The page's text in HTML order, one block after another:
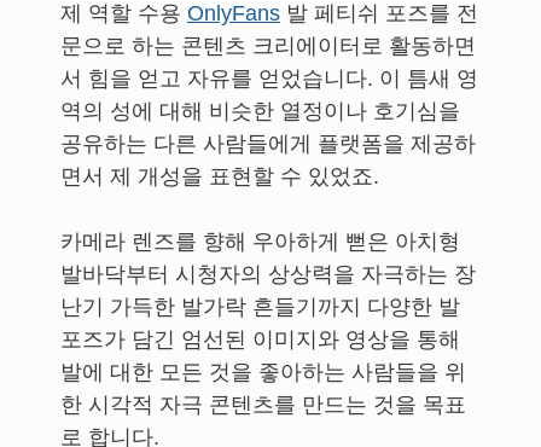
제 역할 수용 OnlyFans 발 페티쉬 포즈를 전
문으로 하는 콘텐츠 크리에이터로 활동하면
서 힘을 얻고 자유를 얻었습니다. 이 틈새 영
역의 성에 대해 비슷한 열정이나 호기심을
공유하는 다른 사람들에게 플랫폼을 제공하
면서 제 개성을 표현할 수 있었죠.
카메라 렌즈를 향해 우아하게 뻗은 아치형
발바닥부터 시청자의 상상력을 자극하는 장
난기 가득한 발가락 흔들기까지 다양한 발
포즈가 담긴 엄선된 이미지와 영상을 통해
발에 대한 모든 것을 좋아하는 사람들을 위
한 시각적 자극 콘텐츠를 만드는 것을 목표
로 합니다.